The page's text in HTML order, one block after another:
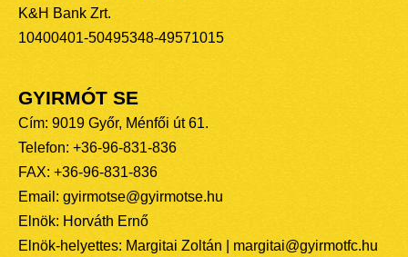
K&H Bank Zrt.
10400401-50495348-49571015
GYIRMÓT SE
Cím: 9019 Győr, Ménfői út 61.
Telefon: +36-96-831-836
FAX: +36-96-831-836
Email: gyirmotse@gyirmotse.hu
Elnök: Horváth Ernő
Elnök-helyettes: Margitai Zoltán | margitai@gyirmotfc.hu